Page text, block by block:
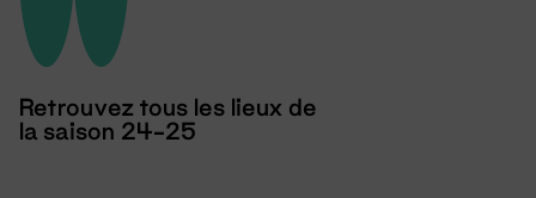
Retrouvez tous les lieux de
la saison 24-25